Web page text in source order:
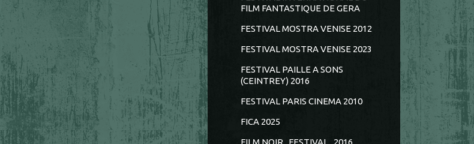
FILM FANTASTIQUE DE GERA
FESTIVAL MOSTRA VENISE 2012
FESTIVAL MOSTRA VENISE 2023
FESTIVAL PAILLE A SONS
(CEINTREY) 2016
FESTIVAL PARIS CINEMA 2010
FICA 2025